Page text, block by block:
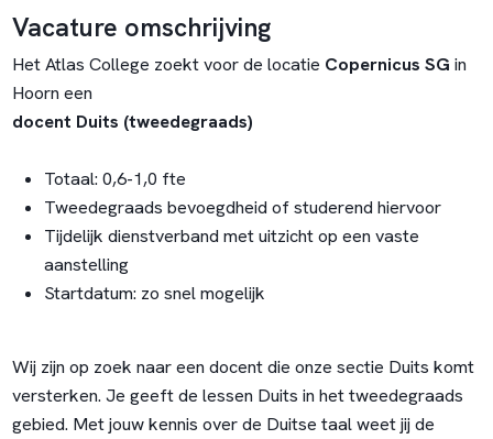
Vacature omschrijving
Het Atlas College zoekt voor de locatie Copernicus SG in
Hoorn een
docent Duits (tweedegraads)
Totaal: 0,6-1,0 fte
Tweedegraads bevoegdheid of studerend hiervoor
Tijdelijk dienstverband met uitzicht op een vaste
aanstelling
Startdatum: zo snel mogelijk
Wij zijn op zoek naar een docent die onze sectie Duits komt
versterken. Je geeft de lessen Duits in het tweedegraads
gebied. Met jouw kennis over de Duitse taal weet jij de